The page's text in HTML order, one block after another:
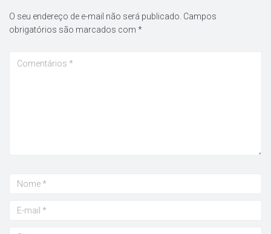
O seu endereço de e-mail não será publicado. Campos
obrigatórios são marcados com *